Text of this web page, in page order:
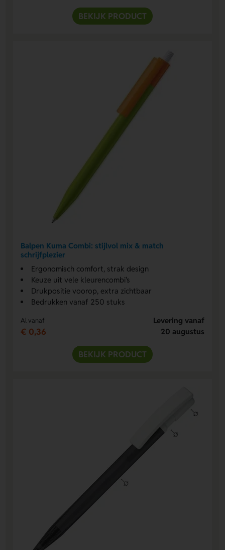
BEKIJK PRODUCT
Balpen Kuma Combi: stijlvol mix & match
schrijfplezier
Ergonomisch comfort, strak design
Keuze uit vele kleurencombi's
Drukpositie voorop, extra zichtbaar
Bedrukken vanaf 250 stuks
Al vanaf
€ 0,36
Levering vanaf
20 augustus
BEKIJK PRODUCT